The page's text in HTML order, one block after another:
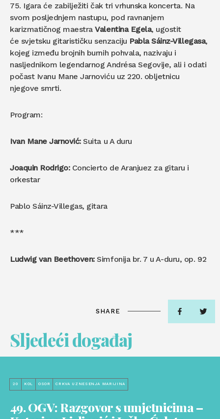
75. Igara će zabilježiti čak tri vrhunska koncerta. Na
svom posljednjem nastupu, pod ravnanjem
karizmatičnog maestraValentina Egela, ugostit
će svjetsku gitarističku senzaciju Pabla Sáinz-Villegasa,
kojeg između brojnih burnih pohvala, nazivaju i
nasljednikom legendarnog Andrésa Segovije, ali i odati
počast Ivanu Mane Jarnoviću uz 220. obljetnicu
njegove smrti.
Program:
Ivan Mane Jarnović:Suita u A duru
Joaquin Rodrigo: Concierto de Aranjuez za gitaru i
orkestar
Pablo Sáinz-Villegas, gitara
***
Ludwig van Beethoven:Simfonija br. 7 u A-duru, op. 92
SHARE
Sljedeći događaj
20 KOL OSOR CRKVA UZNESENJA MARIJINA
49. OGV: Razgovor s umjetnicima –